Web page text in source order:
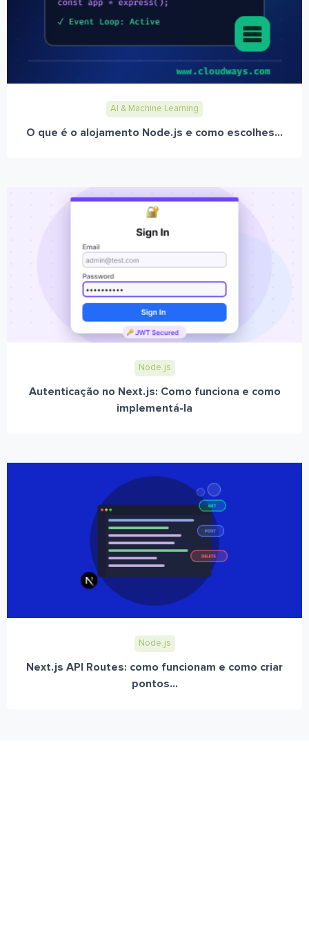
AI & Machine Learning
O que é o alojamento Node.js e como escolhes...
Node.js
Autenticação no Next.js: Como funciona e como
implementá-la
Node.js
Next.js API Routes: como funcionam e como criar
pontos...